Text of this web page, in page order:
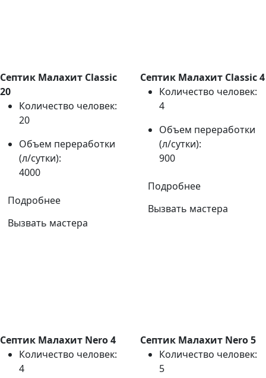
Септик Малахит Classic
20
Количество человек:
20
Объем переработки
(л/сутки):
4000
Подробнее
Вызвать мастера
Септик Малахит Classic 4
Количество человек:
4
Объем переработки
(л/сутки):
900
Подробнее
Вызвать мастера
Септик Малахит Nero 4
Количество человек:
4
Септик Малахит Nero 5
Количество человек:
5